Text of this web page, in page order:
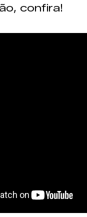
confira!